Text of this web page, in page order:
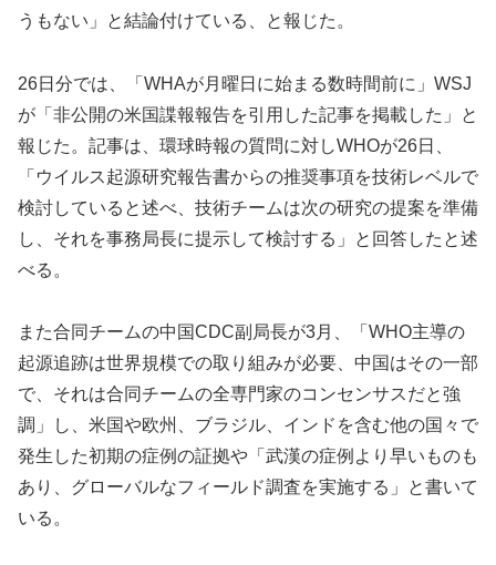
うもない」と結論付けている、と報じた。
26日分では、「WHAが月曜日に始まる数時間前に」WSJ
が「非公開の米国諜報報告を引用した記事を掲載した」と
報じた。記事は、環球時報の質問に対しWHOが26日、
「ウイルス起源研究報告書からの推奨事項を技術レベルで
検討していると述べ、技術チームは次の研究の提案を準備
し、それを事務局長に提示して検討する」と回答したと述
べる。
また合同チームの中国CDC副局長が3月、「WHO主導の
起源追跡は世界規模での取り組みが必要、中国はその一部
で、それは合同チームの全専門家のコンセンサスだと強
調」し、米国や欧州、ブラジル、インドを含む他の国々で
発生した初期の症例の証拠や「武漢の症例より早いものも
あり、グローバルなフィールド調査を実施する」と書いて
いる。